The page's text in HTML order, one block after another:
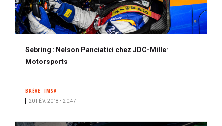
Sebring : Nelson Panciatici chez JDC-Miller
Motorsports
BRÈVE IMSA
20 FÉV. 2018 • 20:47